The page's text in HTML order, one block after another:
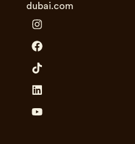
dubai.com